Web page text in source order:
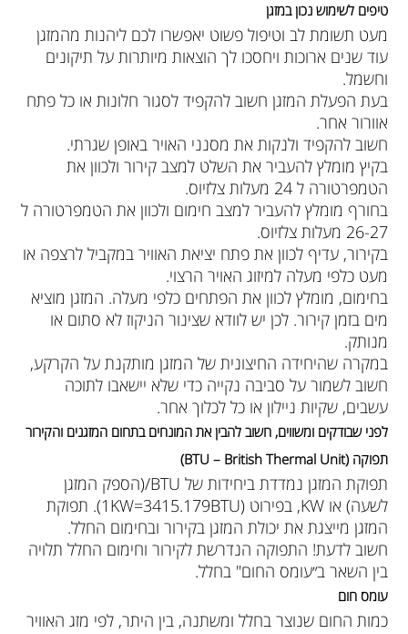
טיפים לשימוש נכון במזגן
מעט תשומת לב וטיפול פשוט יאפשרו לכם ליהנות מהמזגן
עוד שנים ארוכות ויחסכו לך הוצאות מיותרות על תיקונים
וחשמל.
בעת הפעלת המזגן חשוב להקפיד לסגור חלונות או כל פתח
אוורור אחר.
חשוב להקפיד ולנקות את מסנני האויר באופן שגרתי.
בקיץ מומלץ להעביר את השלט למצב קירור ולכוון את
הטמפרטורה ל 24 מעלות צלזיוס.
בחורף מומלץ להעביר למצב חימום ולכוון את הטמפרטורה ל
26-27 מעלות צלזיוס.
בקירור, עדיף לכוון את פתח יציאת האוויר במקביל לרצפה או
מעט כלפי מעלה למיזוג האויר הרצוי.
בחימום, מומלץ לכוון את הפתחים כלפי מעלה. המזגן מוציא
מים בזמן קירור. לכן יש לוודא שצינור הניקוז לא סתום או
מנותק.
במקרה שהיחידה החיצונית של המזגן מותקנת על הקרקע,
חשוב לשמור על סביבה נקייה כדי שלא יישאבו לתוכה
עשבים, שקיות ניילון או כל לכלוך אחר.
לפני שבודקים ומשווים, חשוב להבין את המונחים בתחום המזגנים והקירור
תפוקה (BTU – British Thermal Unit)
תפוקת המזגן נמדדת ביחידות של BTU/(הספק המזגן
לשעה) או KW, בפירוט (1KW=3415.179BTU). תפוקת
המזגן מייצגת את יכולת המזגן בקירור ובחימום החלל.
חשוב לדעת! התפוקה הנדרשת לקירור וחימום החלל תלויה
בין השאר ב״עומס החום" בחלל.
עומס חום
כמות החום שנוצר בחלל ומשתנה, בין היתר, לפי מזג האוויר